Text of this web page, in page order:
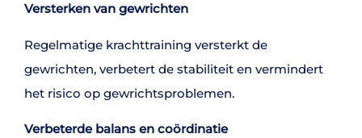
Versterken van gewrichten
Regelmatige krachttraining versterkt de
gewrichten, verbetert de stabiliteit en vermindert
het risico op gewrichtsproblemen.
Verbeterde balans en coördinatie